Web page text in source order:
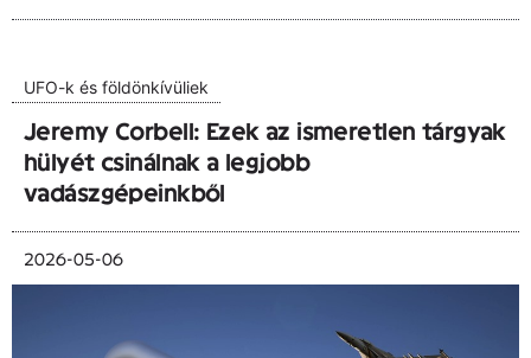
UFO-k és földönkívüliek
Jeremy Corbell: Ezek az ismeretlen tárgyak
hülyét csinálnak a legjobb
vadászgépeinkből
2026-05-06